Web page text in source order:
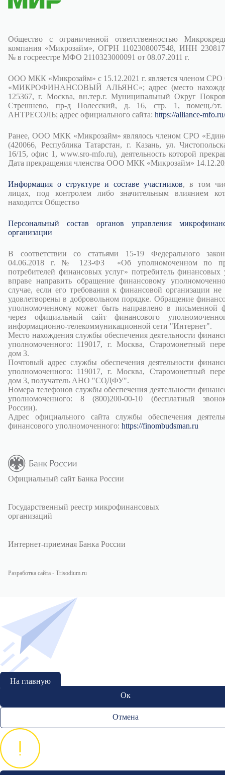
Общество с ограниченной ответственностью
компания «Микрозайм», ОГРН 1102308007548, ИНН
№ в госреестре МФО 2110323000091 от 08.07.2011 г.
ООО МКК «Микрозайм» с 15.12.2021 г. является членом
«МИКРОФИНАНСОВЫЙ АЛЬЯНС»; адрес (место
125367, г. Москва, вн.тер.г. Муниципальный Округ
Стрешнево, пр-д Полесский, д. 16, стр. 1, помещ./
АНТРЕСОЛЬ; адрес официального сайта: https://alliance-mfo.ru/
Ранее, ООО МКК «Микрозайм» являлось членом СРО
(420066, Республика Татарстан, г. Казань, ул.
16/15, офис 1, www.sro-mfo.ru), деятельность которой
Дата прекращения членства ООО МКК «Микрозайм»
Информация о структуре и составе участников, в том
лицах, под контролем либо значительным влиянием
находится Общество
Персональный состав органов управления
организации
В соответствии со статьями 15-19 Федерального
04.06.2018 г. № 123-ФЗ «Об уполномоченном по
потребителей финансовых услуг» потребитель финансовых
вправе направить обращение финансовому
случае, если его требования к финансовой организации
удовлетворены в добровольном порядке. Обращение
уполномоченному может быть направлено в письменной
через официальный сайт финансового
информационно-телекоммуникационной сети "Интернет".
Место нахождения службы обеспечения деятельности
уполномоченного: 119017, г. Москва, Старомонетный
дом 3.
Почтовый адрес службы обеспечения деятельности
уполномоченного: 119017, г. Москва, Старомонетный
дом 3, получатель АНО "СОДФУ".
Номера телефонов службы обеспечения деятельности
уполномоченного: 8 (800)200-00-10 (бесплатный
России).
Адрес официального сайта службы обеспечения
финансового уполномоченного: https://finombudsman.ru
Официальный сайт Банка России
Государственный реестр микрофинансовых
организаций
Интернет-приемная Банка России
Разработка сайта - Trisodium.ru
На главную
Ок
Отмена